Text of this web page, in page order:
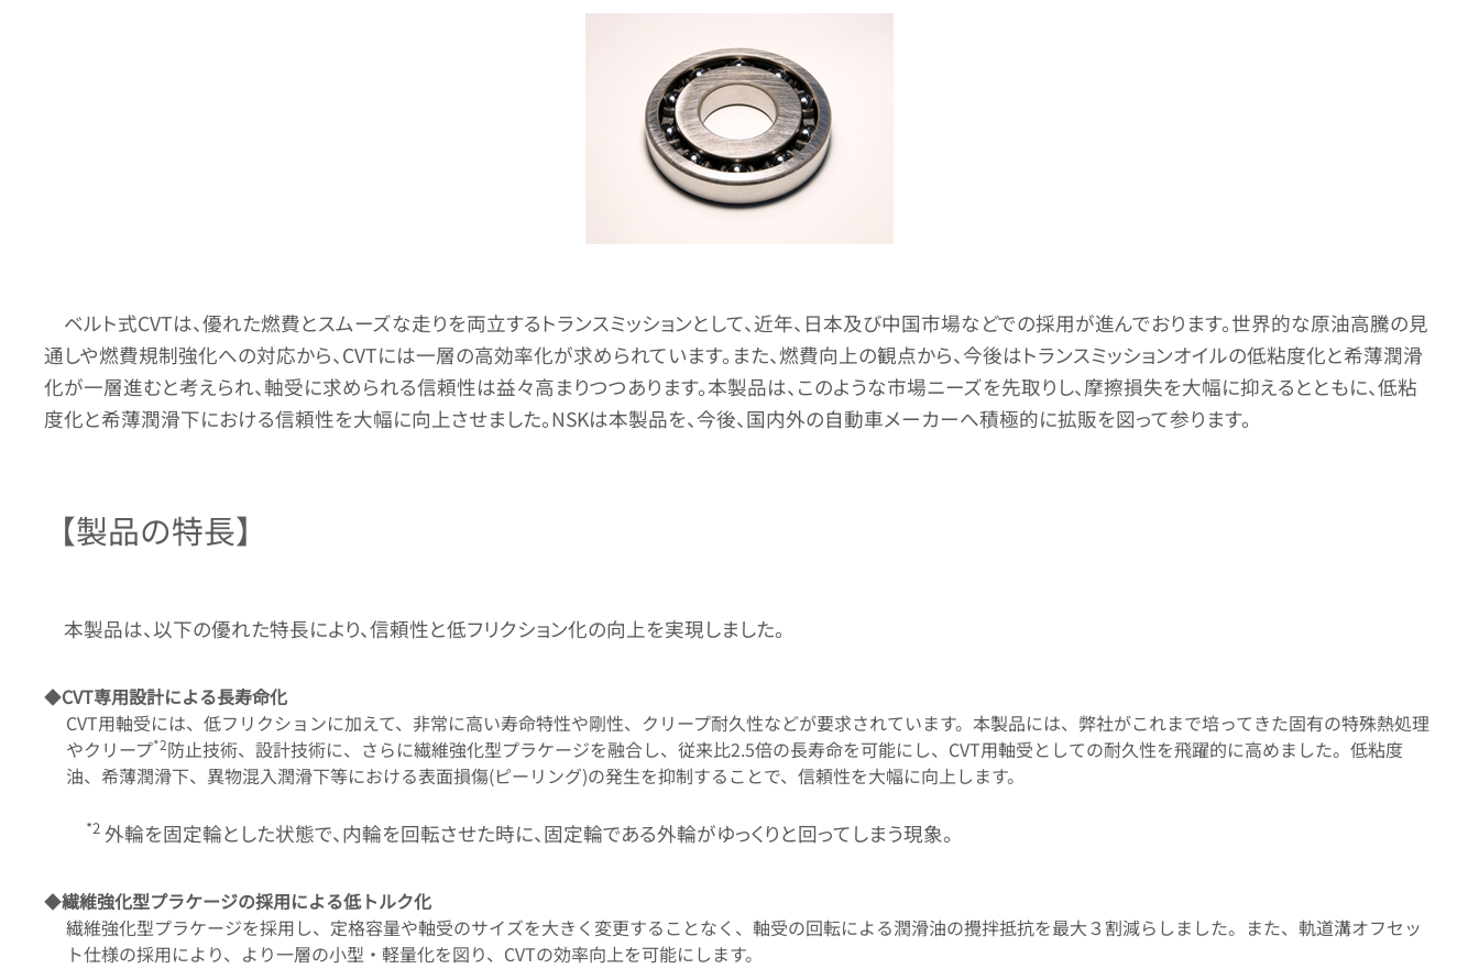
ベルト式CVTは、優れた燃費とスムーズな走りを両立するトランスミッションとして、近年、日本及び中国市場などでの採用が進んでおります。世界的な原油高騰の見
通しや燃費規制強化への対応から、CVTには一層の高効率化が求められています。また、燃費向上の観点から、今後はトランスミッションオイルの低粘度化と希薄潤滑
化が一層進むと考えられ、軸受に求められる信頼性は益々高まりつつあります。本製品は、このような市場ニーズを先取りし、摩擦損失を大幅に抑えるとともに、低粘
度化と希薄潤滑下における信頼性を大幅に向上させました。NSKは本製品を、今後、国内外の自動車メーカーへ積極的に拡販を図って参ります。
【製品の特長】
本製品は、以下の優れた特長により、信頼性と低フリクション化の向上を実現しました。
◆CVT専用設計による長寿命化
CVT用軸受には、低フリクションに加えて、非常に高い寿命特性や剛性、クリープ耐久性などが要求されています。本製品には、弊社がこれまで培ってきた固有の特殊熱処理
やクリープ*2防止技術、設計技術に、さらに繊維強化型プラケージを融合し、従来比2.5倍の長寿命を可能にし、CVT用軸受としての耐久性を飛躍的に高めました。低粘度
油、希薄潤滑下、異物混入潤滑下等における表面損傷(ピーリング)の発生を抑制することで、信頼性を大幅に向上します。
*2外輪を固定輪とした状態で、内輪を回転させた時に、固定輪である外輪がゆっくりと回ってしまう現象。
◆繊維強化型プラケージの採用による低トルク化
繊維強化型プラケージを採用し、定格容量や軸受のサイズを大きく変更することなく、軸受の回転による潤滑油の攪拌抵抗を最大３割減らしました。また、軌道溝オフセッ
ト仕様の採用により、より一層の小型・軽量化を図り、CVTの効率向上を可能にします。